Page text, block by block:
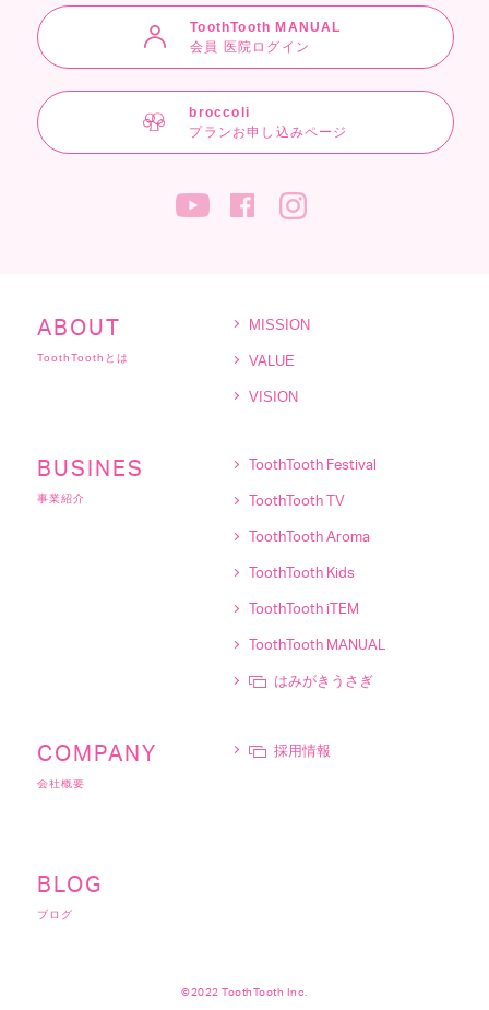
ToothTooth MANUAL
会員 医院ログイン
broccoli
プランお申し込みページ
ABOUT
ToothToothとは
MISSION
VALUE
VISION
BUSINES
事業紹介
ToothTooth Festival
ToothTooth TV
ToothTooth Aroma
ToothTooth Kids
ToothTooth iTEM
ToothTooth MANUAL
はみがきうさぎ
COMPANY
会社概要
採用情報
BLOG
ブログ
©2022 ToothTooth Inc.